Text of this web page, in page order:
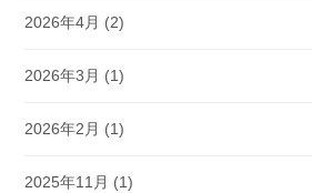
2026年4月 (2)
2026年3月 (1)
2026年2月 (1)
2025年11月 (1)